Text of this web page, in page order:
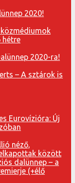
2020!
hétre
2020-ra!
– A sztárok is
Eurovízióra: Új
néző,
között
dalünnep – a
(+élő